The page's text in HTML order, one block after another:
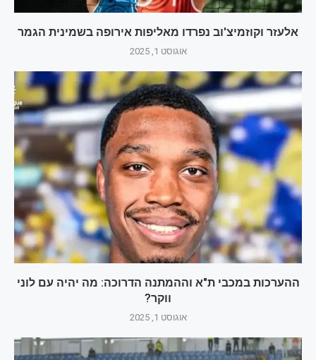
אלעזר וקוזמיצ'וב נפרדו מאליפות אירופה בשמינית הגמר
אוגוסט 1, 2025
ההערכות במכבי ת"א וההמתנה הדרוכה: מה יהיה עם לוני
ווקר?
אוגוסט 1, 2025